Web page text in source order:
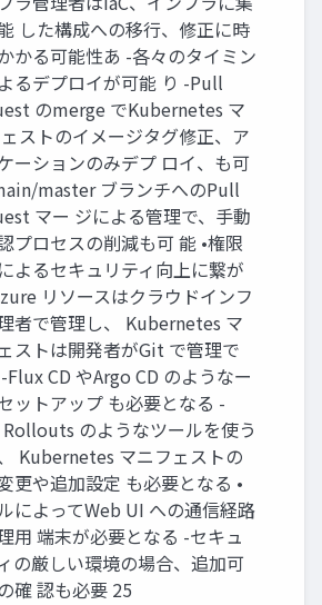
した構成への移行、修正に時
かる可能性あ -各々のタイミン
るデプロイが可能 り -Pull
のmerge でKubernetes マ
ストのイメージタグ修正、ア
ーションのみデプ ロイ、も可
master ブランチへのPull
マー ジによる管理で、手動
プロセスの削減も可 能 •権限
よるセキュリティ向上に繋が
リソースはクラウドインフ
者で管理し、 Kubernetes マ
ストは開発者がGit で管理で
Flux CD やArgo CD のようなー
ットアップ も必要となる -
のようなツールを使う
Kubernetes マニフェストの
更や追加設定 も必要となる •
によってWeb UI への通信経路
用 端末が必要となる -セキュ
の厳しい環境の場合、追加可
確 認も必要 25